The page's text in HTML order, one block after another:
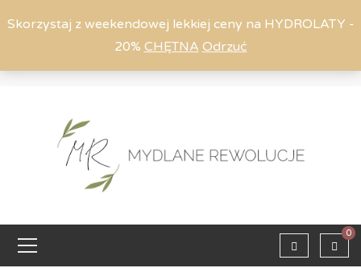
Skorzystaj z weekendowej lekkiej ceny na HYDROLATY -
20% CHĘTNA Odrzuć
0